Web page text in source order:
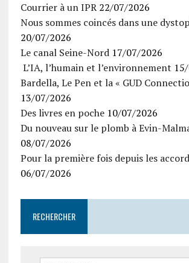
Courrier à un IPR 22/07/2026
Nous sommes coincés dans une
20/07/2026
Le canal Seine-Nord 17/07/2026
L’IA, l’humain et l’environnement
Bardella, Le Pen et la « GUD
13/07/2026
Des livres en poche 10/07/2026
Du nouveau sur le plomb à Evin-
08/07/2026
Pour la première fois depuis les
06/07/2026
RECHERCHER